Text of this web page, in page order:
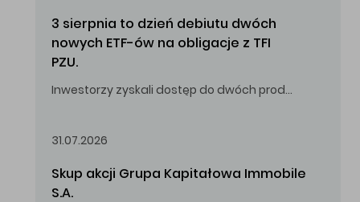
3 sierpnia to dzień debiutu dwóch
nowych ETF-ów na obligacje z TFI
PZU.
Inwestorzy zyskali dostęp do dwóch produktów umożliwiających inwestowanie w obligacje skarbowe.
31.07.2026
Skup akcji Grupa Kapitałowa Immobile
S.A.